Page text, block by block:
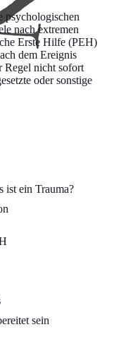
psychologischen
nach extremen
Erste Hilfe (PEH)
dem Ereignis
Regel nicht sofort
oder sonstige
ist ein Trauma?
sein